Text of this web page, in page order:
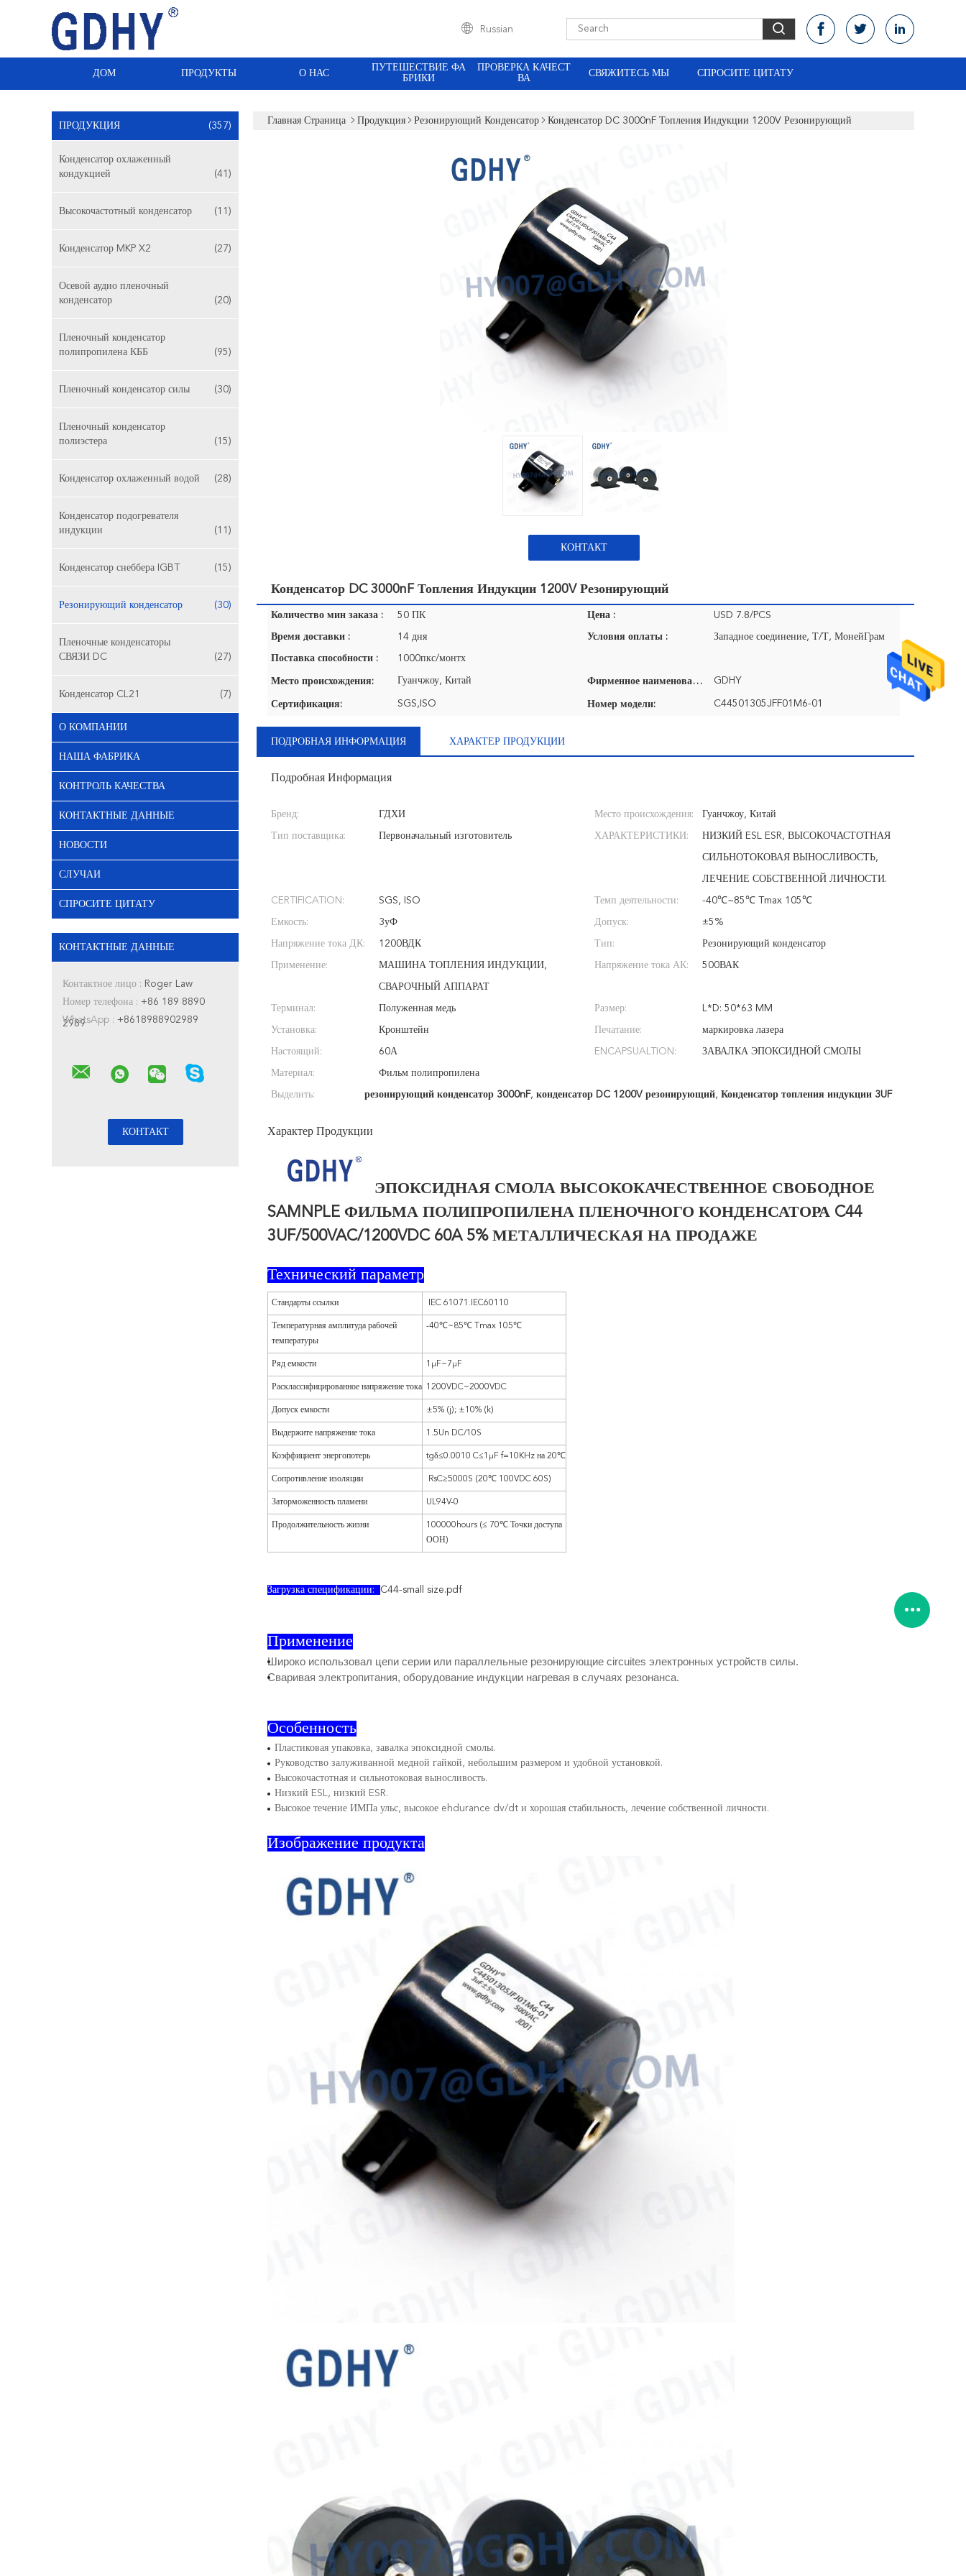
Russian
ДОМ ПРОДУКТЫ О НАС
ПУТЕШЕСТВИЕ ФА
БРИКИ
ПРОВЕРКА КАЧЕСТ
ВА
СВЯЖИТЕСЬ МЫ СПРОСИТЕ ЦИТАТУ
ПРОДУКЦИЯ (357)
Конденсатор охлаженный
кондукцией
(41)
Высокочастотный конденсатор (11)
Конденсатор MKP X2 (27)
Осевой аудио пленочный
конденсатор
(20)
Пленочный конденсатор
полипропилена КББ
(95)
Пленочный конденсатор силы (30)
Пленочный конденсатор
полиэстера
(15)
Конденсатор охлаженный водой (28)
Конденсатор подогревателя
индукции
(11)
Конденсатор снеббера IGBT (15)
Резонирующий конденсатор (30)
Пленочные конденсаторы
СВЯЗИ DC
(27)
Конденсатор CL21 (7)
О КОМПАНИИ
НАША ФАБРИКА
КОНТРОЛЬ КАЧЕСТВА
КОНТАКТНЫЕ ДАННЫЕ
НОВОСТИ
СЛУЧАИ
СПРОСИТЕ ЦИТАТУ
КОНТАКТНЫЕ ДАННЫЕ
Контактное лицо : Roger Law
Номер телефона : +86 189 8890
2989
WhatsApp : +8618988902989
Главная Страница Продукция Резонирующий Конденсатор Конденсатор DC 3000nF Топления Индукции 1200V Резонирующий
КОНТАКТ
Конденсатор DC 3000nF Топления Индукции 1200V Резонирующий
Количество мин заказа : 50 ПК Цена : USD 7.8/PCS
Время доставки : 14 дня Условия оплаты : Западное соединение, Т/Т, МонейГрам
Поставка способности : 1000пкс/монтх
Место происхождения: Гуанчжоу, Китай Фирменное наименование: GDHY
Сертификация: SGS,ISO Номер модели: C44501305JFF01M6-01
ПОДРОБНАЯ ИНФОРМАЦИЯ ХАРАКТЕР ПРОДУКЦИИ
Подробная Информация
Бренд: ГДХИ Место происхождения: Гуанчжоу, Китай
Тип поставщика: Первоначальный изготовитель ХАРАКТЕРИСТИКИ: НИЗКИЙ ESL ESR, ВЫСОКОЧАСТОТНАЯ
СИЛЬНОТОКОВАЯ ВЫНОСЛИВОСТЬ,
ЛЕЧЕНИЕ СОБСТВЕННОЙ ЛИЧНОСТИ.
CERTIFICATION: SGS, ISO Темп деятельности: -40℃~85℃ Tmax 105℃
Емкость: 3уФ Допуск: ±5%
Напряжение тока ДК: 1200ВДК Тип: Резонирующий конденсатор
Применение: МАШИНА ТОПЛЕНИЯ ИНДУКЦИИ,
СВАРОЧНЫЙ АППАРАТ
Напряжение тока АК: 500ВАК
Терминал: Полуженная медь Размер: L*D: 50*63 MM
Установка: Кронштейн Печатание: маркировка лазера
Настоящий: 60А ENCAPSUALTION: ЗАВАЛКА ЭПОКСИДНОЙ СМОЛЫ
Материал: Фильм полипропилена
Выделить: резонирующий конденсатор 3000nF, конденсатор DC 1200V резонирующий, Конденсатор топления индукции 3UF
Характер Продукции
ЭПОКСИДНАЯ СМОЛА ВЫСОКОКАЧЕСТВЕННОЕ СВОБОДНОЕ
SAMNPLE ФИЛЬМА ПОЛИПРОПИЛЕНА ПЛЕНОЧНОГО КОНДЕНСАТОРА C44
3UF/500VAC/1200VDC 60A 5% МЕТАЛЛИЧЕСКАЯ НА ПРОДАЖЕ
Технический параметр
Стандарты ссылки IEC 61071.IEC60110
Температурная амплитуда рабочей
температуры
-40℃~85℃ Tmax 105℃
Ряд емкости 1μF~7μF
Расклассифицированное напряжение тока 1200VDC~2000VDC
Допуск емкости ±5% (j); ±10% (k)
Выдержите напряжение тока 1.5Un DC/10S
Коэффициент энергопотерь tgδ≤0.0010 C≤1μF f=10KHz на 20℃
Сопротивление изоляции RsC≥5000S (20℃ 100VDC 60S)
Заторможенность пламени UL94V-0
Продолжительность жизни
100000hours (≤ 70℃ Точки доступа
ООН)
Загрузка спецификации: C44-small size.pdf
Применение
Широко использовал цепи серии или параллельные резонирующие circuites электронных устройств силы.
Сваривая электропитания, оборудование индукции нагревая в случаях резонанса.
Особенность
Пластиковая упаковка, завалка эпоксидной смолы.
Руководство залуживанной медной гайкой, небольшим размером и удобной установкой.
Высокочастотная и сильнотоковая выносливость.
Низкий ESL, низкий ESR.
Высокое течение ИМПа ульс, высокое ehdurance dv/dt и хорошая стабильность, лечение собственной личности.
Изображение продукта